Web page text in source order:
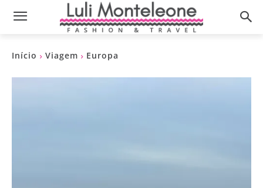
Início Viagem Europa